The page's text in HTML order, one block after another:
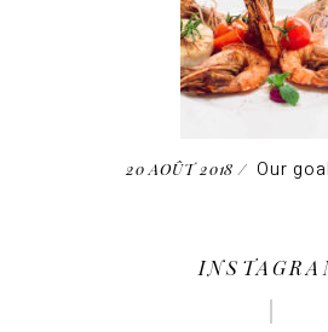
20 AOÛT 2018 Our